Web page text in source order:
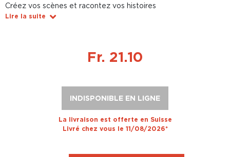
Créez vos scènes et racontez vos histoires
Lire la suite
Fr. 21.10
INDISPONIBLE EN LIGNE
La livraison est offerte en Suisse
Livré chez vous le 11/08/2026*